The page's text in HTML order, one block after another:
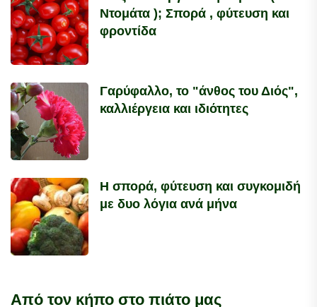
Ντομάτα ); Σπορά , φύτευση και
φροντίδα
Γαρύφαλλο, το "άνθος του Διός",
καλλιέργεια και ιδιότητες
Η σπορά, φύτευση και συγκομιδή
με δυο λόγια ανά μήνα
Από τον κήπο στο πιάτο μας